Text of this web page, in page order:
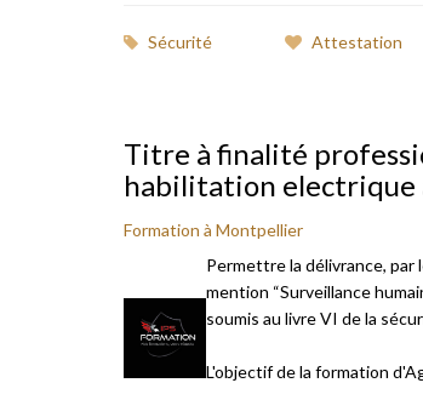
Sécurité Attestation
Titre à finalité
habilitation electrique
Formation à Montpellier
Permettre la délivrance, par
mention “Surveillance
soumis au livre VI de la
L'objectif de la formation